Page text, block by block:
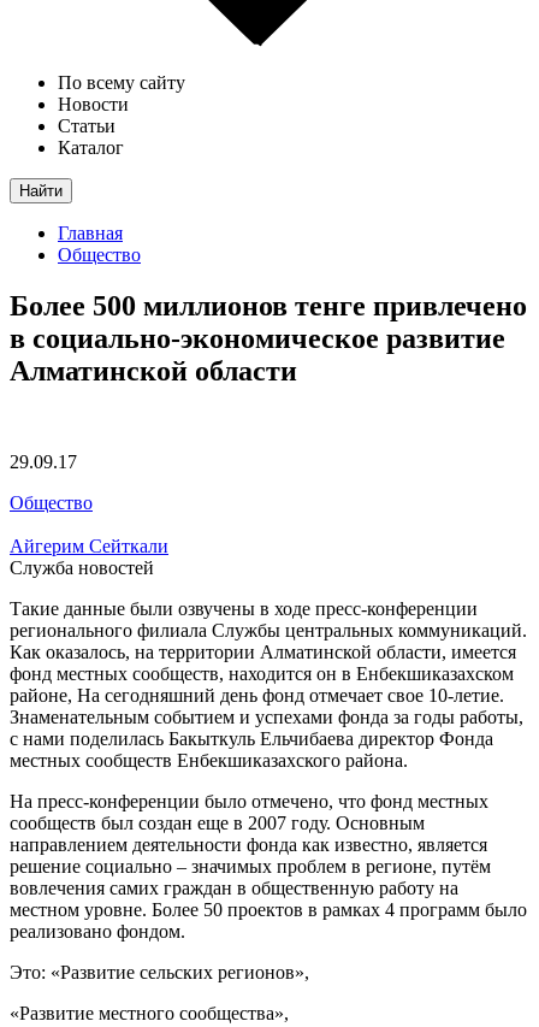
По всему сайту
Новости
Статьи
Каталог
Найти
Главная
Общество
Более 500 миллионов тенге привлечено
в социально-экономическое развитие
Алматинской области
29.09.17
Общество
Айгерим Сейткали
Служба новостей
Такие данные были озвучены в ходе пресс-конференции
регионального филиала Службы центральных коммуникаций.
Как оказалось, на территории Алматинской области, имеется
фонд местных сообществ, находится он в Енбекшиказахском
районе, На сегодняшний день фонд отмечает свое 10-летие.
Знаменательным событием и успехами фонда за годы работы,
с нами поделилась Бакыткуль Ельчибаева директор Фонда
местных сообществ Енбекшиказахского района.
На пресс-конференции было отмечено, что фонд местных
сообществ был создан еще в 2007 году. Основным
направлением деятельности фонда как известно, является
решение социально – значимых проблем в регионе, путём
вовлечения самих граждан в общественную работу на
местном уровне. Более 50 проектов в рамках 4 программ было
реализовано фондом.
Это: «Развитие сельских регионов»,
«Развитие местного сообщества»,